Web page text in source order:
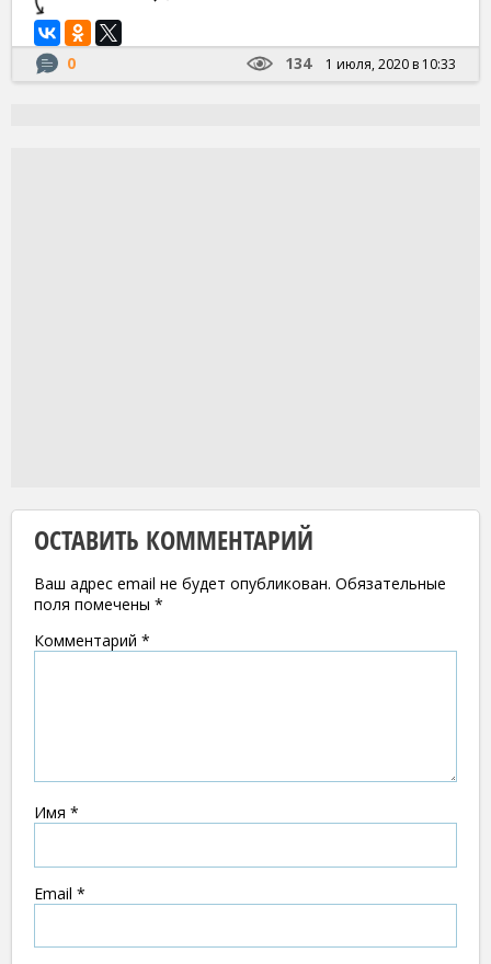
0 134 1 июля, 2020 в 10:33
ОСТАВИТЬ КОММЕНТАРИЙ
Ваш адрес email не будет опубликован. Обязательные
поля помечены *
Комментарий *
Имя *
Email *